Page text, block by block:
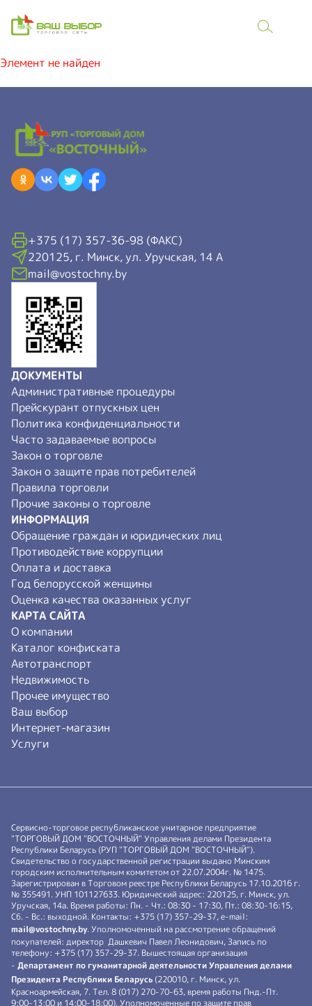
Элемент не найден
+375 (17) 357-36-98 (ФАКС)
220125, г. Минск, ул. Уручская, 14 А
mail@vostochny.by
ДОКУМЕНТЫ
Административные процедуры
Прейскурант отпускных цен
Политика конфиденциальности
Часто задаваемые вопросы
Закон о торговле
Закон о защите прав потребителей
Правила торговли
Прочие законы о торговле
ИНФОРМАЦИЯ
Обращение граждан и юридических лиц
Противодействие коррупции
Оплата и доставка
Год белорусской женщины
Оценка качества оказанных услуг
КАРТА САЙТА
О компании
Каталог конфиската
Автотранспорт
Недвижимость
Прочее имущество
Ваш выбор
Интернет-магазин
Услуги
Сервисно-торговое республиканское унитарное предприятие
"ТОРГОВЫЙ ДОМ "ВОСТОЧНЫЙ" Управления делами Президента
Республики Беларусь (РУП "ТОРГОВЫЙ ДОМ "ВОСТОЧНЫЙ").
Свидетельство о государственной регистрации выдано Минским
городским исполнительным комитетом от 22.07.2004г. № 1475.
Зарегистрирован в Торговом реестре Республики Беларусь 17.10.2016 г.
№ 355491. УНП 101127633. Юридический адрес: 220125, г. Минск, ул.
Уручская, 14а. Время работы: Пн. - Чт.: 08:30 - 17:30, Пт.: 08:30-16:15,
Сб. - Вс.: выходной. Контакты: +375 (17) 357-29-37, e-mail:
mail@vostochny.by. Уполномоченный на рассмотрение обращений
покупателей: директор Дашкевич Павел Леонидович, Запись по
телефону: +375 (17) 357-29-37. Вышестоящая организация
- Департамент по гуманитарной деятельности Управления делами
Президента Республики Беларусь (220010, г. Минск, ул.
Красноармейская, 7. Тел. 8 (017) 270-70-63, время работы Пнд.-Пт.
9:00-13:00 и 14:00-18:00). Уполномоченные по защите прав